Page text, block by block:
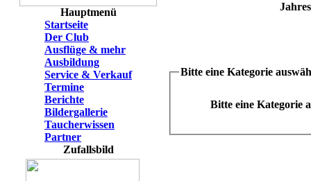
Hauptmenü
Startseite
Der Club
Ausflüge & mehr
Ausbildung
Service & Verkauf
Termine
Berichte
Bildergallerie
Taucherwissen
Partner
Zufallsbild
Bitte eine Kategorie
Bitte eine Kategorie